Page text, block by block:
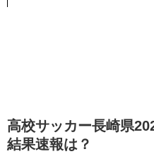
高校サッカー長崎県
結果速報は？